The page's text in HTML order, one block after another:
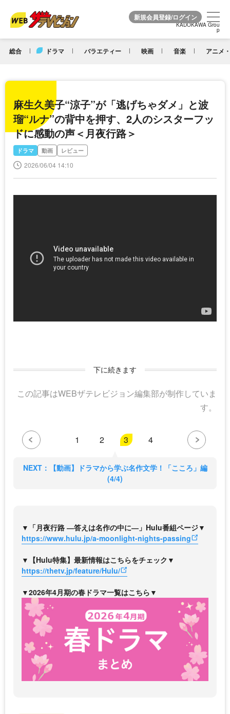
KADOKAWA Grou
p
総合 ドラマ バラエティー 映画 音楽 アニメ
KADOKAWA Grou
p
麻生久美子“涼子”が「逃げちゃダメ」と波
瑠“ルナ”の背中を押す、2人のシスターフッ
ドに感動の声＜月夜行路＞
ドラマ 動画 レビュー
2026/06/04 14:10
下に続きます
この記事はWEBザテレビジョン編集部が制作していま
す。
1 2 3 4
NEXT：【動画】ドラマから学ぶ名作文学！「こころ」編
(4/4)
▼「月夜行路 ―答えは名作の中に―」Hulu番組ページ▼
https://www.hulu.jp/a-moonlight-nights-passing
▼【Hulu特集】最新情報はこちらをチェック▼
https://thetv.jp/feature/Hulu/
▼2026年4月期の春ドラマ一覧はこちら▼